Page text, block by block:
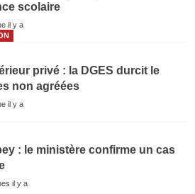
scolaire
il y a
privé : la DGES durcit le
non agréées
il y a
: le ministère confirme un cas
il y a